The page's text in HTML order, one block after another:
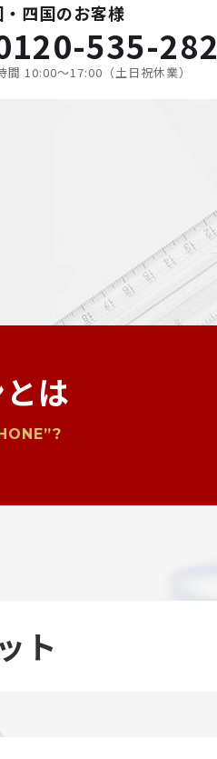
・四国のお客様
535-282
間 10:00〜17:00（土日祝休業）
は
ト